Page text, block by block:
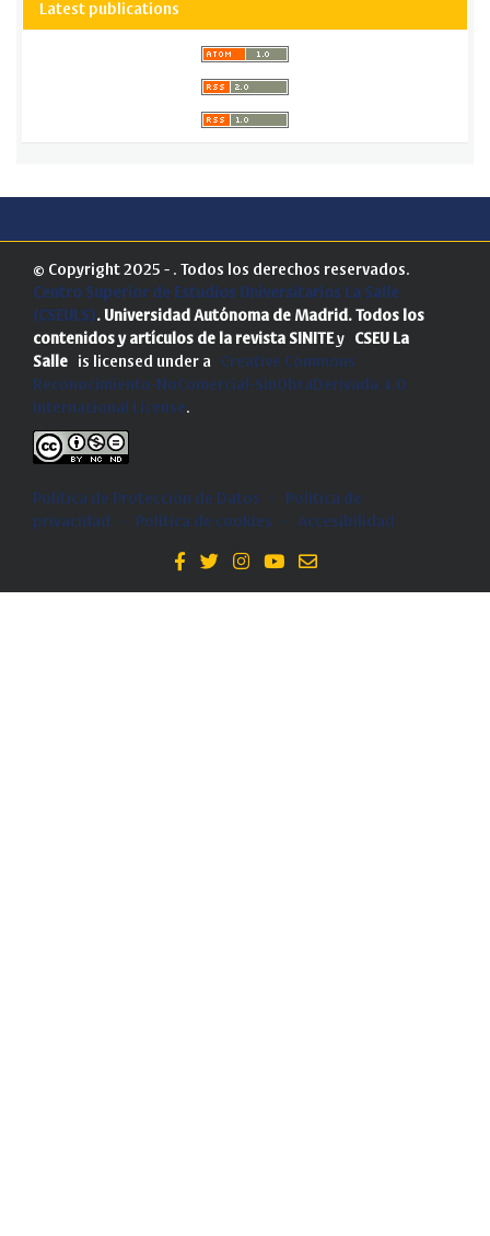
Latest publications
© Copyright 2025 - . Todos los derechos reservados.
Centro Superior de Estudios Universitarios La Salle
(CSEULS). Universidad Autónoma de Madrid. Todos los
contenidos y artículos de la revista SINITEy CSEU La
Salle is licensed under a Creative Commons
Reconocimiento-NoComercial-SinObraDerivada 4.0
Internacional License.
Política de Protección de Datos - Politica de
privacidad
- Política de cookies - Accesibilidad